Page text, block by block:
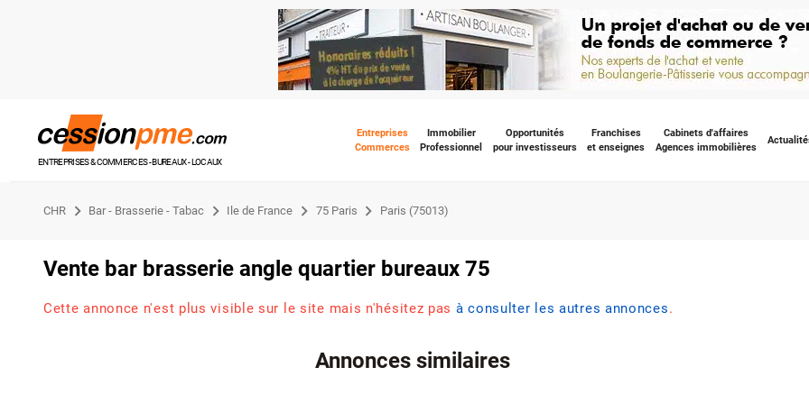
ENTREPRISES & COMMERCES - BUREAUX - LOCAUX
Entreprises
Commerces
Immobilier
Professionnel
Opportunités
pour investisseurs
Franchises
et enseignes
Cabinets d'affaires
Agences immobilières
CHR Bar - Brasserie - Tabac Ile de France 75 Paris Paris (75013)
Vente bar brasserie angle quartier bureaux 75
Cette annonce n'est plus visible sur le site mais n'hésitez pas à consulter les autres annonces.
Annonces similaires